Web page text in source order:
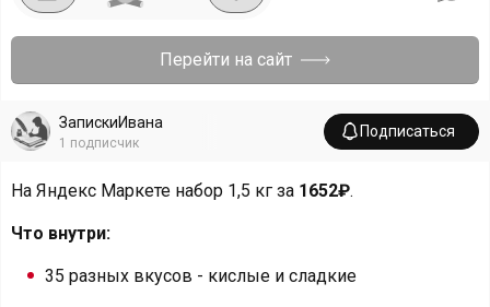
Перейти на сайт
ЗапискиИвана
1 подписчик
Подписаться
На Яндекс Маркете набор 1,5 кг за 1652₽.
Что внутри:
35 разных вкусов - кислые и сладкие